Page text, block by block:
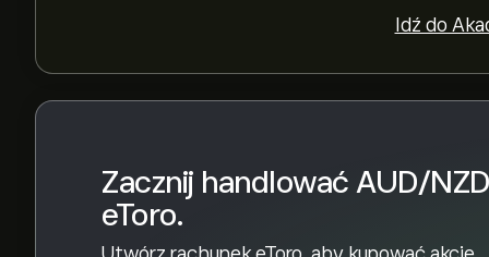
Idź do
Zacznij handlować AUD/
eToro.
chcesz kupić. Możesz również złożyć zlecenie